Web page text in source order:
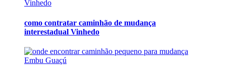
como contratar caminhão de mudança
interestadual Vinhedo